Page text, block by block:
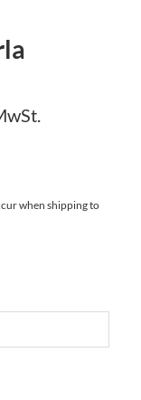
when shipping to